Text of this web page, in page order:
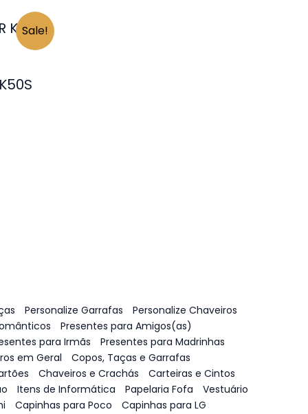
Sale!
Personalize Garrafas
Personalize Chaveiros
Presentes para Amigos(as)
para Irmãs
Presentes para Madrinhas
em Geral
Copos, Taças e Garrafas
Chaveiros e Crachás
Carteiras e Cintos
Itens de Informática Papelaria Fofa
Vestuário
Capinhas para Poco Capinhas para LG